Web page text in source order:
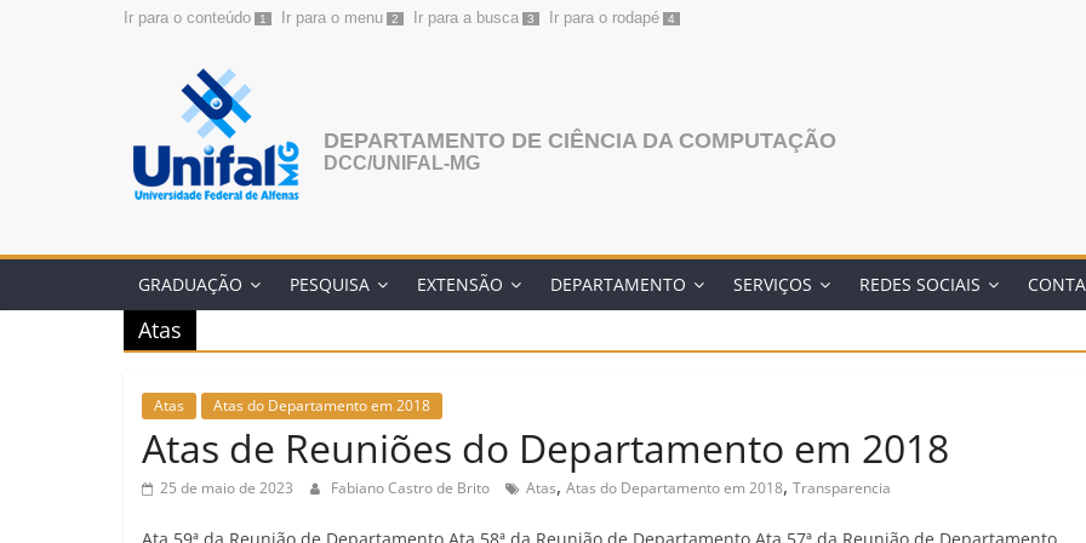
Ir para o conteúdo 1 Ir para o menu 2 Ir para a busca 3 Ir para o rodapé 4
DEPARTAMENTO DE CIÊNCIA DA COMPUTAÇÃO
DCC/UNIFAL-MG
GRADUAÇÃO PESQUISA EXTENSÃO DEPARTAMENTO SERVIÇOS REDES SOCIAIS
Atas
Atas Atas do Departamento em 2018
Atas de Reuniões do Departamento em 2018
25 de maio de 2023 Fabiano Castro de Brito Atas, Atas do Departamento em 2018, Transparencia